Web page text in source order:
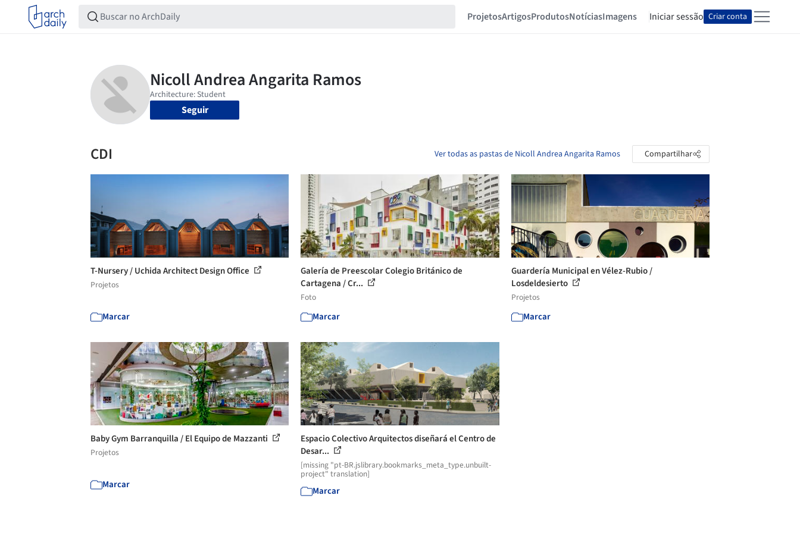
ProjetosArtigosProdutosNotíciasImagens Iniciar sessão Criar conta
Seguir
CDI Ver todas as pastas de Nicoll Andrea Angarita Ramos Compartilhar
T-Nursery / Uchida Architect Design Office
Projetos
Marcar
Galería de Preescolar Colegio Británico de
Cartagena / Cr...
Foto
Marcar
Guardería Municipal en Vélez-Rubio /
Losdeldesierto
Projetos
Marcar
Baby Gym Barranquilla / El Equipo de Mazzanti
Projetos
Marcar
Espacio Colectivo Arquitectos diseñará el Centro de
Desar...
[missing "pt-BR.jslibrary.bookmarks_meta_type.unbuilt-
project" translation]
Marcar